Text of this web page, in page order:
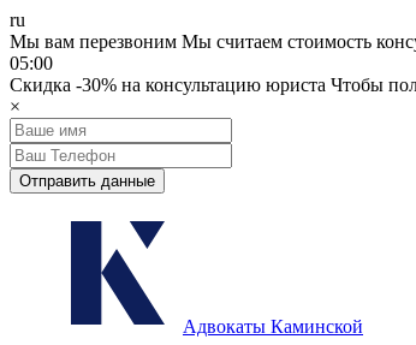
ru
Мы вам перезвоним Мы считаем стоимость
05:00
Скидка -30% на консультацию юриста Чтобы
×
Отправить данные
Адвокаты Каминской